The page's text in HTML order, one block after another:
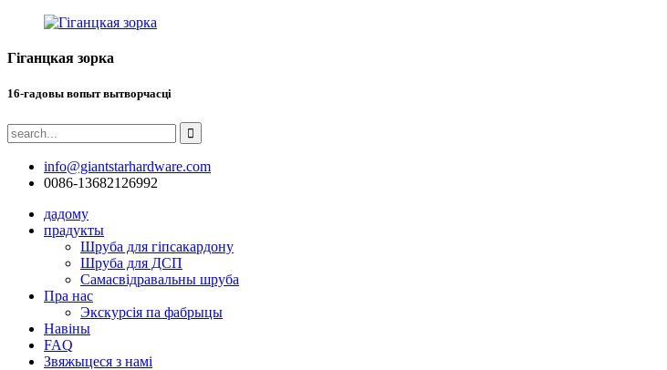
Гіганцкая зорка
16-гадовы вопыт вытворчасці
info@giantstarhardware.com
0086-13682126992
дадому
прадукты
Шруба для гіпсакардону
Шруба для ДСП
Самасвідравальны шруба
Пра нас
Экскурсія па фабрыцы
Навіны
FAQ
Звяжыцеся з намі